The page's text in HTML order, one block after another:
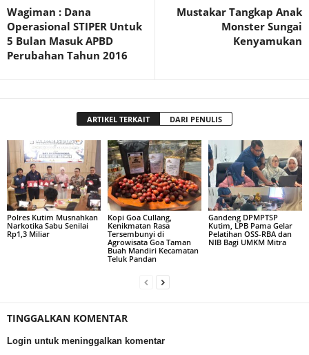
Wagiman : Dana
Operasional STIPER Untuk
5 Bulan Masuk APBD
Perubahan Tahun 2016
Mustakar Tangkap Anak
Monster Sungai
Kenyamukan
ARTIKEL TERKAIT DARI PENULIS
Polres Kutim Musnahkan
Narkotika Sabu Senilai
Rp1,3 Miliar
Kopi Goa Cullang,
Kenikmatan Rasa
Tersembunyi di
Agrowisata Goa Taman
Buah Mandiri Kecamatan
Teluk Pandan
Gandeng DPMPTSP
Kutim, LPB Pama Gelar
Pelatihan OSS-RBA dan
NIB Bagi UMKM Mitra
TINGGALKAN KOMENTAR
Login untuk meninggalkan komentar